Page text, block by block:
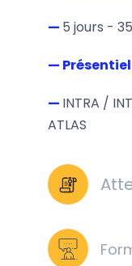
— 5 jours -
—
— INTRA /
ATLAS